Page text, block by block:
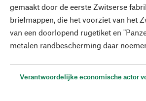
gemaakt door de eerste Zwitserse
briefmappen, die het voorziet van het
van een doorlopend rugetiket en
metalen randbescherming daar
Verantwoordelijke economische actor